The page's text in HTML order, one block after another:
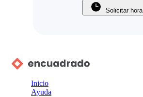
Solicitar hora
Inicio
Ayuda